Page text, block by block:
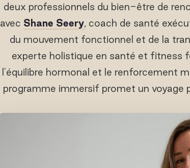
deux professionnels du bien-être de
avec Shane Seery, coach de santé
du mouvement fonctionnel et de la
experte holistique en santé et fitness
l'équilibre hormonal et le renforcement
programme immersif promet un voyage